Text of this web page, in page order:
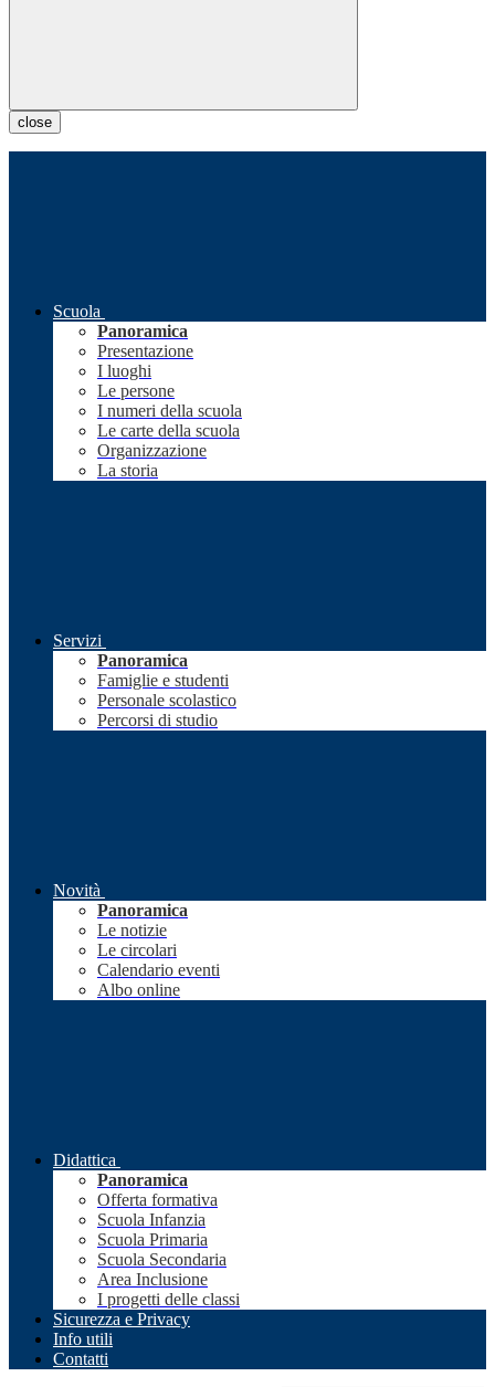
close
Scuola
Panoramica
Presentazione
I luoghi
Le persone
I numeri della scuola
Le carte della scuola
Organizzazione
La storia
Servizi
Panoramica
Famiglie e studenti
Personale scolastico
Percorsi di studio
Novità
Panoramica
Le notizie
Le circolari
Calendario eventi
Albo online
Didattica
Panoramica
Offerta formativa
Scuola Infanzia
Scuola Primaria
Scuola Secondaria
Area Inclusione
I progetti delle classi
Sicurezza e Privacy
Info utili
Contatti